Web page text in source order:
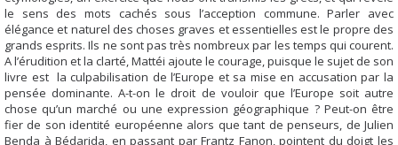
le sens des mots cachés sous l’acception commune. Parler avec
élégance et naturel des choses graves et essentielles est le propre des
grands esprits. Ils ne sont pas très nombreux par les temps qui courent.
A l’érudition et la clarté, Mattéi ajoute le courage, puisque le sujet de son
livre est la culpabilisation de l’Europe et sa mise en accusation par la
pensée dominante. A-t-on le droit de vouloir que l’Europe soit autre
chose qu’un marché ou une expression géographique ? Peut-on être
fier de son identité européenne alors que tant de penseurs, de Julien
Benda à Bédarida, en passant par Frantz Fanon, pointent du doigt les